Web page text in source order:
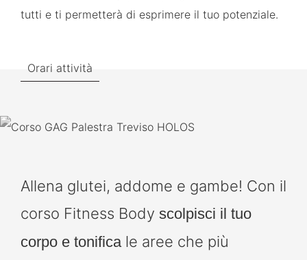
tutti e ti permetterà di esprimere il tuo potenziale.
Orari attività
Allena glutei, addome e gambe! Con il
corso Fitness Body scolpisci il tuo
corpo e tonifica le aree che più